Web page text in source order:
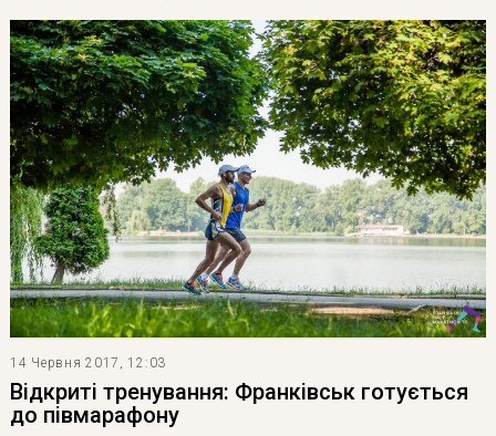
14 Червня 2017, 12:03
Відкриті тренування: Франківськ готується
до півмарафону